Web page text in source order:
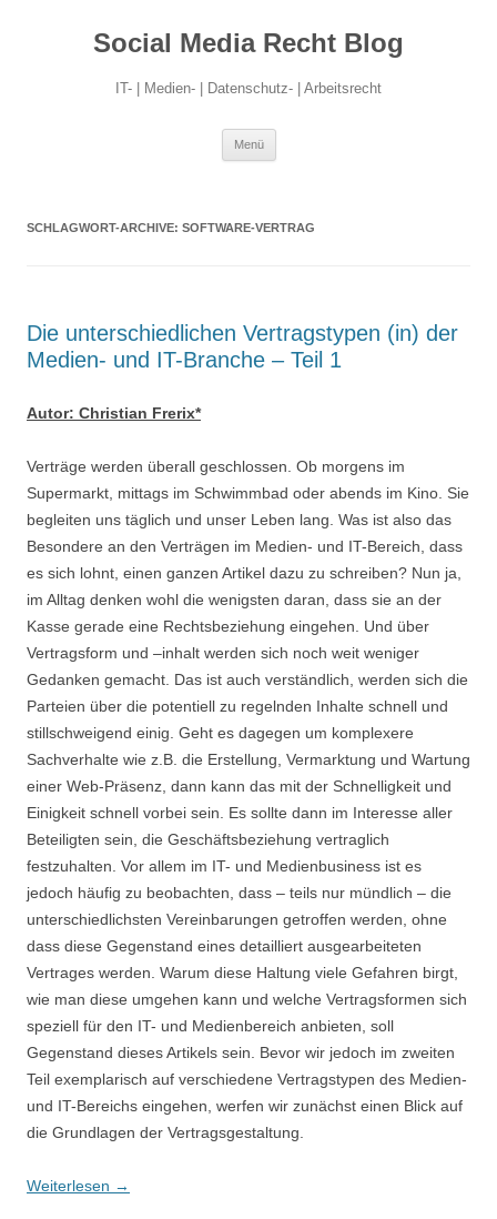
Social Media Recht Blog
IT- | Medien- | Datenschutz- | Arbeitsrecht
Menü
SCHLAGWORT-ARCHIVE: SOFTWARE-VERTRAG
Die unterschiedlichen Vertragstypen (in) der
Medien- und IT-Branche – Teil 1
Autor: Christian Frerix*
Verträge werden überall geschlossen. Ob morgens im
Supermarkt, mittags im Schwimmbad oder abends im Kino. Sie
begleiten uns täglich und unser Leben lang. Was ist also das
Besondere an den Verträgen im Medien- und IT-Bereich, dass
es sich lohnt, einen ganzen Artikel dazu zu schreiben? Nun ja,
im Alltag denken wohl die wenigsten daran, dass sie an der
Kasse gerade eine Rechtsbeziehung eingehen. Und über
Vertragsform und –inhalt werden sich noch weit weniger
Gedanken gemacht. Das ist auch verständlich, werden sich die
Parteien über die potentiell zu regelnden Inhalte schnell und
stillschweigend einig. Geht es dagegen um komplexere
Sachverhalte wie z.B. die Erstellung, Vermarktung und Wartung
einer Web-Präsenz, dann kann das mit der Schnelligkeit und
Einigkeit schnell vorbei sein. Es sollte dann im Interesse aller
Beteiligten sein, die Geschäftsbeziehung vertraglich
festzuhalten. Vor allem im IT- und Medienbusiness ist es
jedoch häufig zu beobachten, dass – teils nur mündlich – die
unterschiedlichsten Vereinbarungen getroffen werden, ohne
dass diese Gegenstand eines detailliert ausgearbeiteten
Vertrages werden. Warum diese Haltung viele Gefahren birgt,
wie man diese umgehen kann und welche Vertragsformen sich
speziell für den IT- und Medienbereich anbieten, soll
Gegenstand dieses Artikels sein. Bevor wir jedoch im zweiten
Teil exemplarisch auf verschiedene Vertragstypen des Medien-
und IT-Bereichs eingehen, werfen wir zunächst einen Blick auf
die Grundlagen der Vertragsgestaltung.
Weiterlesen →